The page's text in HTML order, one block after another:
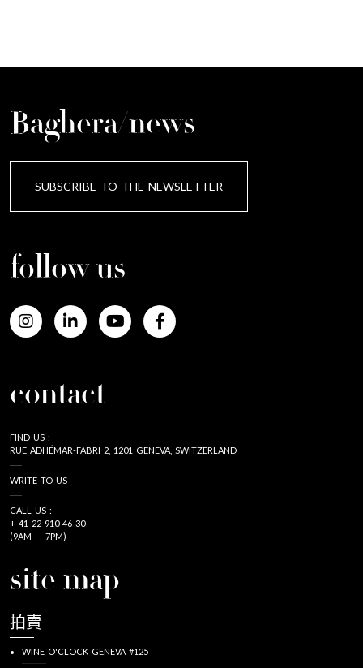
Baghera/news
SUBSCRIBE TO THE NEWSLETTER
follow us
contact
FIND US :
RUE ADHÉMAR-FABRI 2, 1201 GENEVA, SWITZERLAND
WRITE TO US
CALL US :
+ 41 22 910 46 30
(9AM — 7PM)
site map
拍賣
WINE O'CLOCK GENEVA #125